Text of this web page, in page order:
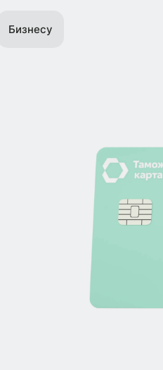
Бизнесу